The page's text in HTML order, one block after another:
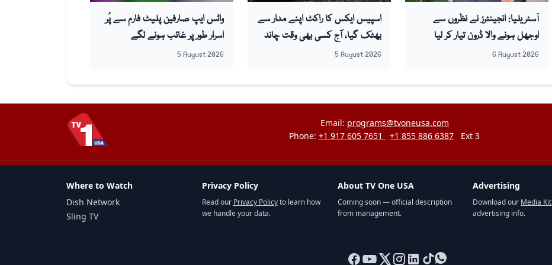
آسٹریلیا: انجینئرز نے نظروں سے
اوجھل ہونے والا ڈرون تیار کر لیا
6 August 2026
اسپیس ایکس کا راکٹ اپنے مدار سے
بھٹک گیا، آج کسی بھی وقت چاند
سے ٹکرانے کے خدشہ
5 August 2026
واٹس ایپ صارفین پلیٹ فارم سے پُر
اسرار طور پر غائب ہونے لگے
5 August 2026
Email: programs@tvoneusa.com
Phone:+1 917 605 7651 +1 855 886 6387 Ext 3
Where to Watch
Dish Network
Sling TV
Privacy Policy
Read our Privacy Policyto learn how
we handle your data.
About TV One USA
Coming soon — official description
from management.
Advertising
Download our Media Kit
advertising info.